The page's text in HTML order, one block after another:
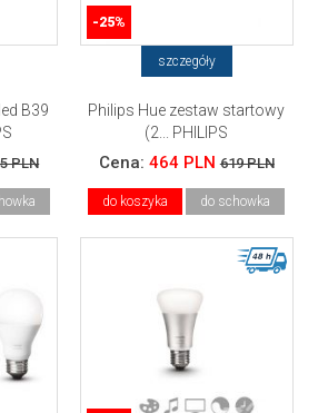
B39
PLN
-25%
szczegóły
Philips Hue zestaw startowy
(2... PHILIPS
Cena: 464 PLN 619 PLN
do koszyka do schowka